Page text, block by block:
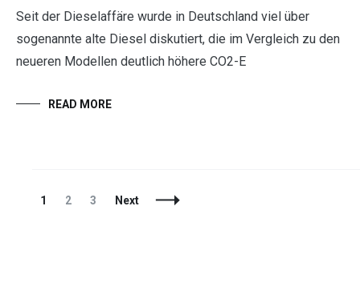
Seit der Dieselaffäre wurde in Deutschland viel über
sogenannte alte Diesel diskutiert, die im Vergleich zu den
neueren Modellen deutlich höhere CO2-E
READ MORE
Posts
Page
1 Page
2 Page
3 Next